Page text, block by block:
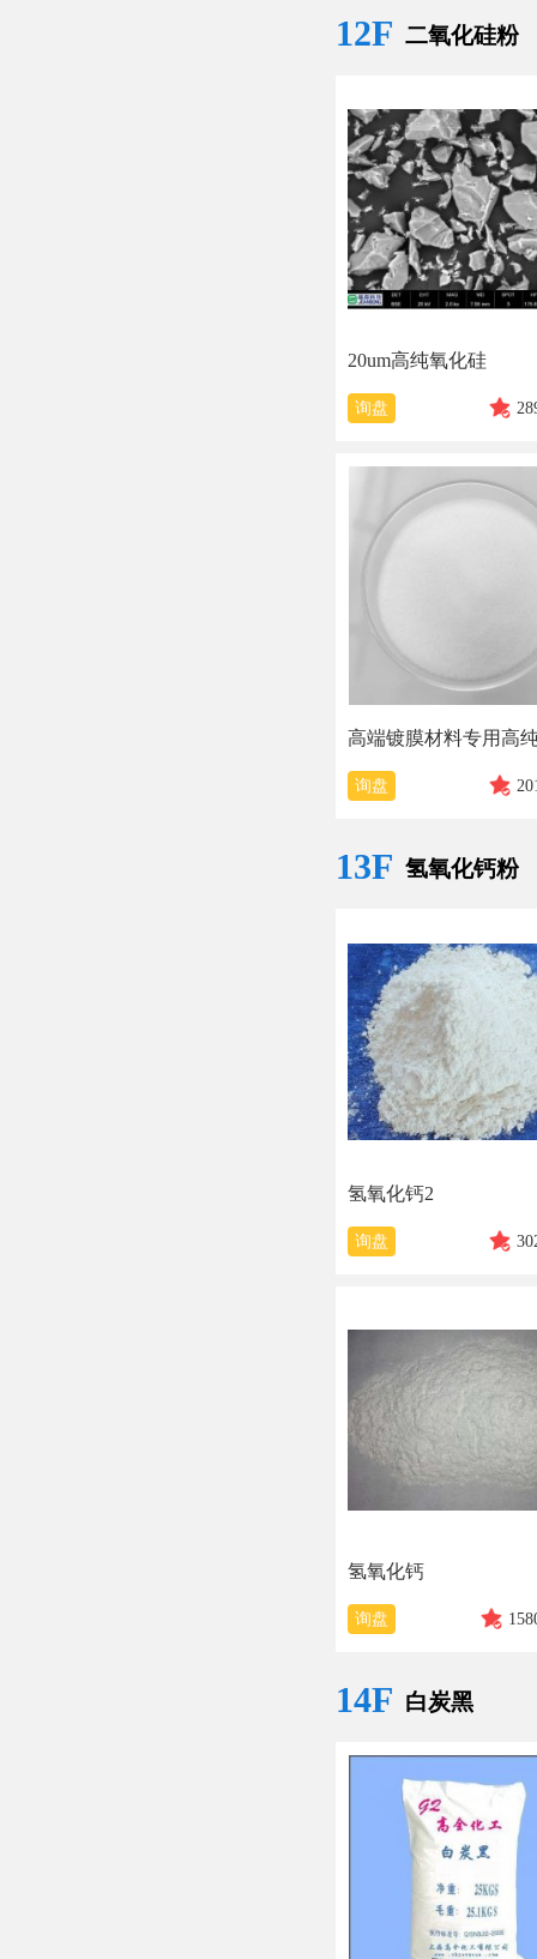
12F 二氧化硅粉
20um高纯氧化硅
询盘
询盘
13F 氢氧化钙粉
氢氧化钙2
询盘
氢氧化钙
询盘
14F 白炭黑